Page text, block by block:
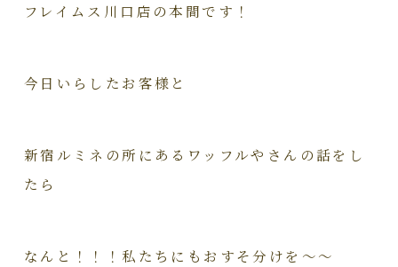
フレイムス川口店の本間です！
今日いらしたお客様と
新宿ルミネの所にあるワッフルやさんの話をし
たら
なんと！！！私たちにもおすそ分けを～～